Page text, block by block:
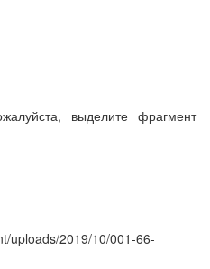
выделите фрагмент
uploads/2019/10/001-66-